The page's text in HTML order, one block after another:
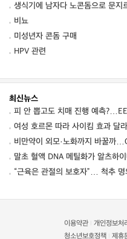
생식기에 남자다 노콘돔으로 문
비뇨
미성년자 콘돔 구매
HPV 관련
최신뉴스
비만약이 외모·노화까지 바꿀까
말초 혈액 DNA 메틸화가 알츠하
이용약관 개인정보처
청소년보호정책
제휴